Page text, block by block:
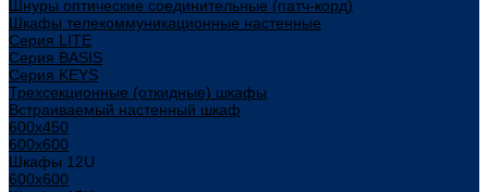
Шнуры оптические соединительные (патч-корд)
Шкафы телекоммуникационные настенные
Cерия LITE
Cерия BASIS
Cерия KEYS
Трехсекционные (откидные) шкафы
Встраиваемый настенный шкаф
600x450
600x600
Шкафы 12U
600x600